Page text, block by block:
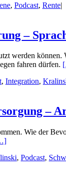
, Podcast, Rente|
–
werden
fahren dürfen.
, Integration,
–
Wie der
, Podcast,